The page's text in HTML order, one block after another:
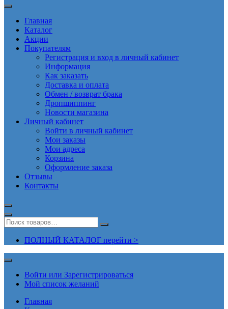
Главная
Каталог
Акции
Покупателям
Регистрация и вход в личный кабинет
Информация
Как заказать
Доставка и оплата
Обмен / возврат брака
Дропшиппинг
Новости магазина
Личный кабинет
Войти в личный кабинет
Мои заказы
Мои адреса
Корзина
Оформление заказа
Отзывы
Контакты
ПОЛНЫЙ КАТАЛОГ перейти >
Войти или Зарегистрироваться
Мой список желаний
Главная